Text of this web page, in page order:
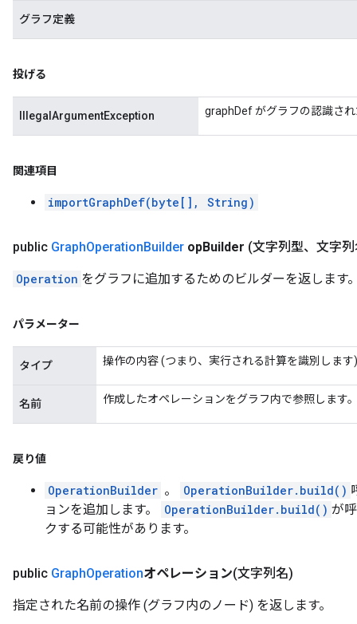
グラフ定義
投げる
IllegalArgumentException graphDef がグラフの認識さ
関連項目
importGraphDef(byte[], String)
public GraphOperationBuilder opBuilder (文字列型、文字
Operation をグラフに追加するためのビルダーを返します
パラメーター
タイプ 操作の内容 (つまり、実行される計算を識別します)
名前 作成したオペレーションをグラフ内で参照します
戻り値
OperationBuilder 。 OperationBuilder.build()
ョンを追加します。
OperationBuilder.build() が
クする可能性があります。
public GraphOperationオペレーション(文字列名)
指定された名前の操作 (グラフ内のノード) を返します。